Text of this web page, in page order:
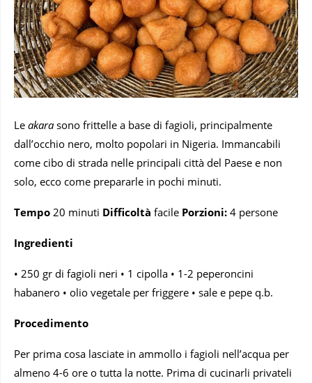
Le akarasono frittelle a base di fagioli, principalmente
dall’occhio nero, molto popolari in Nigeria. Immancabili
come cibo di strada nelle principali città del Paese e non
solo, ecco come prepararle in pochi minuti.
Tempo 20 minuti Difficoltà facile Porzioni: 4 persone
Ingredienti
• 250 gr di fagioli neri • 1 cipolla • 1-2 peperoncini
habanero • olio vegetale per friggere • sale e pepe q.b.
Procedimento
Per prima cosa lasciate in ammollo i fagioli nell’acqua per
almeno 4-6 ore o tutta la notte. Prima di cucinarli privateli